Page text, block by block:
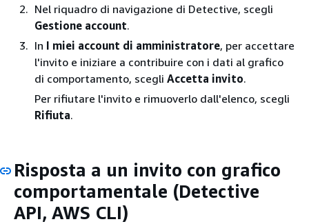
Nel riquadro di navigazione di Detective, scegli
Gestione account.
In I miei account di amministratore, per accettare
l'invito e iniziare a contribuire con i dati al grafico
di comportamento, scegli Accetta invito.
Per rifiutare l'invito e rimuoverlo dall'elenco, scegli
Rifiuta.
Risposta a un invito con grafico
comportamentale (Detective
API, AWS CLI)